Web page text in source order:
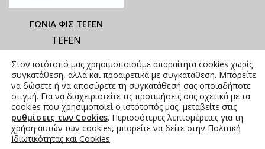
ΓΩΝΙΑ ΦΙΣ TEFEN
TEFEN
ΑΝΑΓΡΑΦΟΝΤΑΙ ΣΤΟ
ΑΝΗΡΤΗΜΕΝΟ PDF
0,00€ συμπ. Φ.Π.Α.
Στον ιστότοπό μας χρησιμοποιούμε απαραίτητα cookies χωρίς
συγκατάθεση, αλλά και προαιρετικά με συγκατάθεση. Μπορείτε
να δώσετε ή να αποσύρετε τη συγκατάθεσή σας οποιαδήποτε
στιγμή. Για να διαχειριστείτε τις προτιμήσεις σας σχετικά με τα
cookies που χρησιμοποιεί ο ιστότοπός μας, μεταβείτε στις
ρυθμίσεις των Cookies. Περισσότερες λεπτομέρειες για τη
χρήση αυτών των cookies, μπορείτε να δείτε στην Πολιτική
Ιδιωτικότητας και Cookies